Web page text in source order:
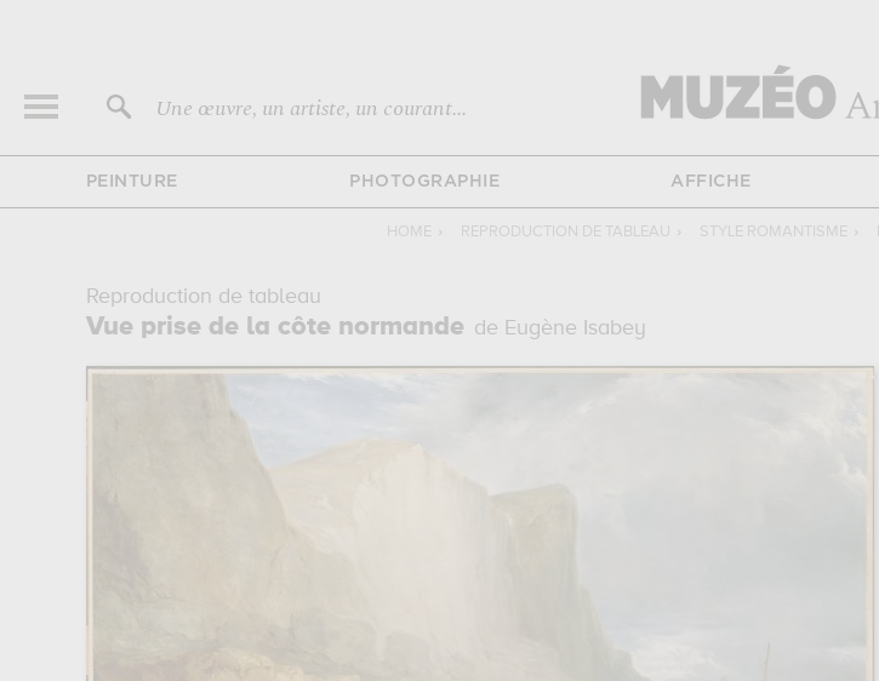
Une œuvre, un artiste, un courant...
PEINTURE PHOTOGRAPHIE AFFICHE
HOME › REPRODUCTION DE TABLEAU › STYLE ROMANTISME ›
Reproduction de tableau
Vue prise de la côte normande de Eugène Isabey